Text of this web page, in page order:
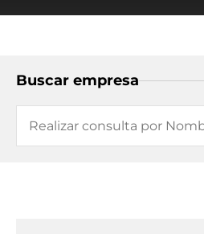
Buscar empresa